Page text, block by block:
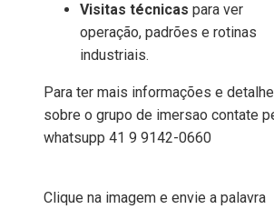
Visitas técnicas para ver
operação, padrões e rotinas
industriais.
Para ter mais informações e
sobre o grupo de imersao contate
whatsupp 41 9 9142-0660
Clique na imagem e envie a palavra